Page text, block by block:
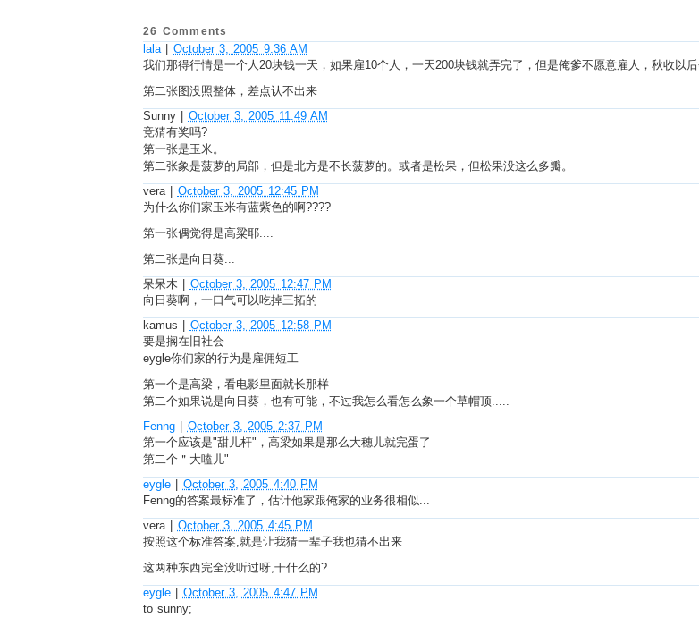
26 Comments
lala | October 3, 2005 9:36 AM
我们那得行情是一个人20块钱一天，如果雇10个人，一天200块钱就弄完了，但是俺爹不愿意雇人，秋收以
第二张图没照整体，差点认不出来
Sunny | October 3, 2005 11:49 AM
竞猜有奖吗?
第一张是玉米。
第二张象是菠萝的局部，但是北方是不长菠萝的。或者是松果，但松果没这么多瓣。
vera | October 3, 2005 12:45 PM
为什么你们家玉米有蓝紫色的啊????
第一张偶觉得是高粱耶....
第二张是向日葵...
呆呆木 | October 3, 2005 12:47 PM
向日葵啊，一口气可以吃掉三拓的
kamus | October 3, 2005 12:58 PM
要是搁在旧社会
eygle你们家的行为是雇佣短工
第一个是高梁，看电影里面就长那样
第二个如果说是向日葵，也有可能，不过我怎么看怎么象一个草帽顶.....
Fenng | October 3, 2005 2:37 PM
第一个应该是"甜儿杆"，高梁如果是那么大穗儿就完蛋了
第二个＂大嗑儿"
eygle | October 3, 2005 4:40 PM
Fenng的答案最标准了，估计他家跟俺家的业务很相似...
vera | October 3, 2005 4:45 PM
按照这个标准答案,就是让我猜一辈子我也猜不出来
这两种东西完全没听过呀,干什么的?
eygle | October 3, 2005 4:47 PM
to sunny;